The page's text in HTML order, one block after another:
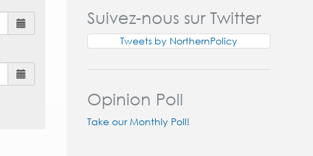
Suivez-nous sur Twitter
Tweets by NorthernPolicy
Opinion Poll
Take our Monthly Poll!